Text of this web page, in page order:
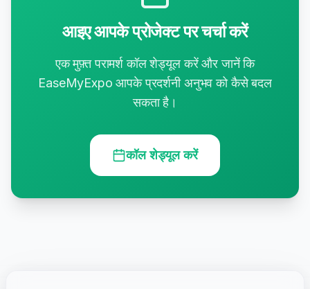
आइए आपके प्रोजेक्ट पर चर्चा करें
एक मुफ़्त परामर्श कॉल शेड्यूल करें और जानें कि
EaseMyExpo आपके प्रदर्शनी अनुभव को कैसे बदल
सकता है।
कॉल शेड्यूल करें